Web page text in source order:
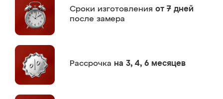
Сроки изготовления от 7 дней
после замера
Рассрочка на 3, 4, 6 месяцев